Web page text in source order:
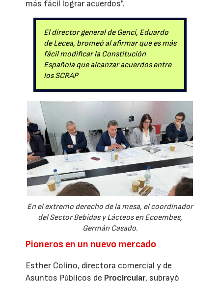
más fácil lograr acuerdos".
El director general de Genci, Eduardo
de Lecea, bromeó al afirmar que es más
fácil modificar la Constitución
Española que alcanzar acuerdos entre
los SCRAP
En el extremo derecho de la mesa, el coordinador
del Sector Bebidas y Lácteos en Ecoembes,
Germán Casado.
Pioneros en un nuevo mercado
Esther Colino, directora comercial y de
Asuntos Públicos de Procircular, subrayó